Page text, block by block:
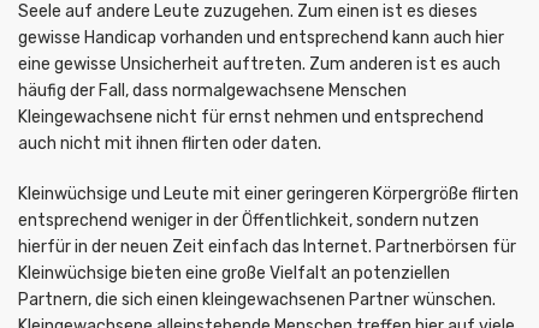
Seele auf andere Leute zuzugehen. Zum einen ist es dieses
gewisse Handicap vorhanden und entsprechend kann auch hier
eine gewisse Unsicherheit auftreten. Zum anderen ist es auch
häufig der Fall, dass normalgewachsene Menschen
Kleingewachsene nicht für ernst nehmen und entsprechend
auch nicht mit ihnen flirten oder daten.
Kleinwüchsige und Leute mit einer geringeren Körpergröße flirten
entsprechend weniger in der Öffentlichkeit, sondern nutzen
hierfür in der neuen Zeit einfach das Internet. Partnerbörsen für
Kleinwüchsige bieten eine große Vielfalt an potenziellen
Partnern, die sich einen kleingewachsenen Partner wünschen.